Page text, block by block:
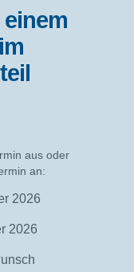
einem
aus oder
an:
2026
2026